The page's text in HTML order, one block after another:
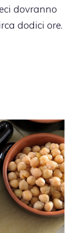
dovranno
dodici ore.